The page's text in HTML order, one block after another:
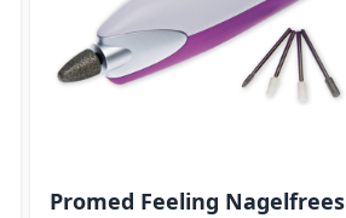
Promed Feeling Nagelfrees